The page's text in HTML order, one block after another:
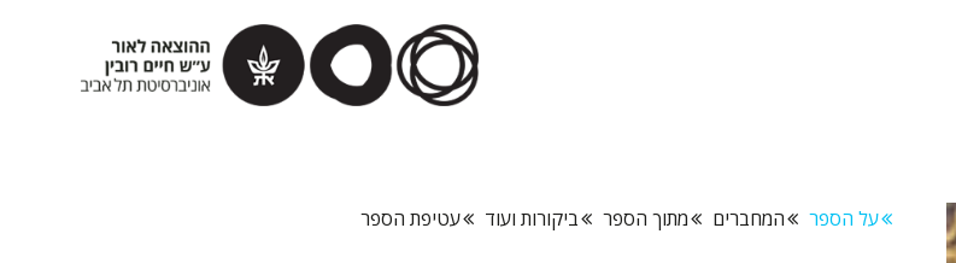
על הספר המחברים מתוך הספר ביקורות ועוד עטיפת הספר